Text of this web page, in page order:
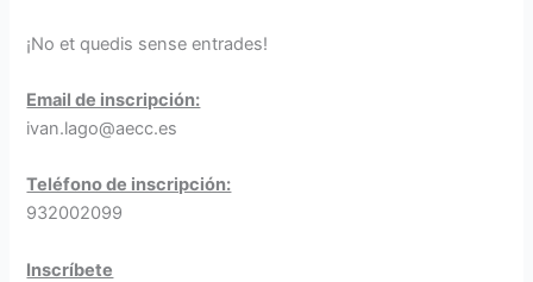
¡No et quedis sense entrades!
Email de inscripción:
ivan.lago@aecc.es
Teléfono de inscripción:
932002099
Inscríbete